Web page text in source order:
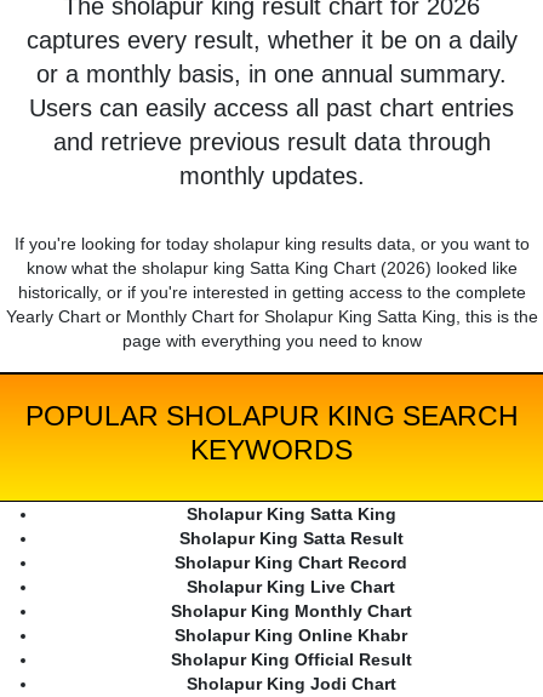
The sholapur king result chart for 2026
captures every result, whether it be on a daily
or a monthly basis, in one annual summary.
Users can easily access all past chart entries
and retrieve previous result data through
monthly updates.
If you're looking for today sholapur king results data, or you want to
know what the sholapur king Satta King Chart (2026) looked like
historically, or if you're interested in getting access to the complete
Yearly Chart or Monthly Chart for Sholapur King Satta King, this is the
page with everything you need to know
POPULAR SHOLAPUR KING SEARCH
KEYWORDS
Sholapur King Satta King
Sholapur King Satta Result
Sholapur King Chart Record
Sholapur King Live Chart
Sholapur King Monthly Chart
Sholapur King Online Khabr
Sholapur King Official Result
Sholapur King Jodi Chart